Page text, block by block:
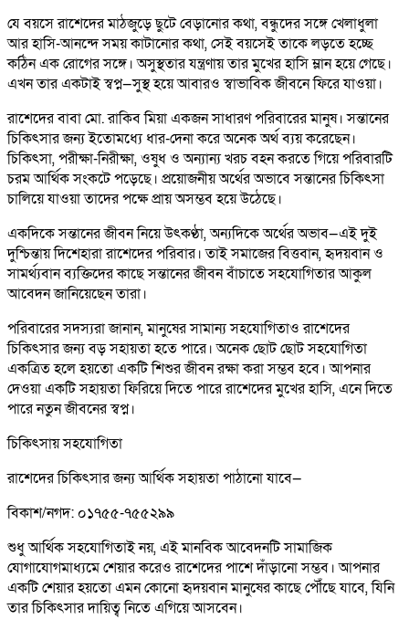
যে বয়সে রাশেদের মাঠজুড়ে ছুটে বেড়ানোর কথা, বন্ধুদের সঙ্গে খেলাধুলা
আর হাসি-আনন্দে সময় কাটানোর কথা, সেই বয়সেই তাকে লড়তে হচ্ছে
কঠিন এক রোগের সঙ্গে। অসুস্থতার যন্ত্রণায় তার মুখের হাসি ম্লান হয়ে গেছে।
এখন তার একটাই স্বপ্ন—সুস্থ হয়ে আবারও স্বাভাবিক জীবনে ফিরে যাওয়া।
রাশেদের বাবা মো. রাকিব মিয়া একজন সাধারণ পরিবারের মানুষ। সন্তানের
চিকিৎসার জন্য ইতোমধ্যে ধার-দেনা করে অনেক অর্থ ব্যয় করেছেন।
চিকিৎসা, পরীক্ষা-নিরীক্ষা, ওষুধ ও অন্যান্য খরচ বহন করতে গিয়ে পরিবারটি
চরম আর্থিক সংকটে পড়েছে। প্রয়োজনীয় অর্থের অভাবে সন্তানের চিকিৎসা
চালিয়ে যাওয়া তাদের পক্ষে প্রায় অসম্ভব হয়ে উঠেছে।
একদিকে সন্তানের জীবন নিয়ে উৎকণ্ঠা, অন্যদিকে অর্থের অভাব—এই দুই
দুশ্চিন্তায় দিশেহারা রাশেদের পরিবার। তাই সমাজের বিত্তবান, হৃদয়বান ও
সামর্থ্যবান ব্যক্তিদের কাছে সন্তানের জীবন বাঁচাতে সহযোগিতার আকুল
আবেদন জানিয়েছেন তারা।
পরিবারের সদস্যরা জানান, মানুষের সামান্য সহযোগিতাও রাশেদের
চিকিৎসার জন্য বড় সহায়তা হতে পারে। অনেক ছোট ছোট সহযোগিতা
একত্রিত হলে হয়তো একটি শিশুর জীবন রক্ষা করা সম্ভব হবে। আপনার
দেওয়া একটি সহায়তা ফিরিয়ে দিতে পারে রাশেদের মুখের হাসি, এনে দিতে
পারে নতুন জীবনের স্বপ্ন।
চিকিৎসায় সহযোগিতা
রাশেদের চিকিৎসার জন্য আর্থিক সহায়তা পাঠানো যাবে—
বিকাশ/নগদ: ০১৭৫৫-৭৫৫২৯৯
শুধু আর্থিক সহযোগিতাই নয়, এই মানবিক আবেদনটি সামাজিক
যোগাযোগমাধ্যমে শেয়ার করেও রাশেদের পাশে দাঁড়ানো সম্ভব। আপনার
একটি শেয়ার হয়তো এমন কোনো হৃদয়বান মানুষের কাছে পৌঁছে যাবে, যিনি
তার চিকিৎসার দায়িত্ব নিতে এগিয়ে আসবেন।